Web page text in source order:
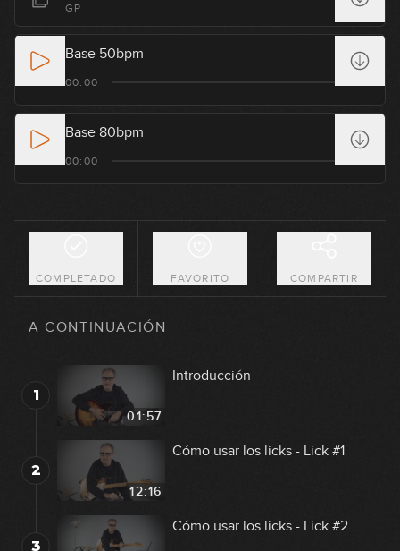
GP
Base 50bpm
00:00
Base 80bpm
00:00
COMPLETADO FAVORITO COMPARTIR
A CONTINUACIÓN
1
01:57
Introducción
2
12:16
Cómo usar los licks - Lick #1
3
Cómo usar los licks - Lick #2